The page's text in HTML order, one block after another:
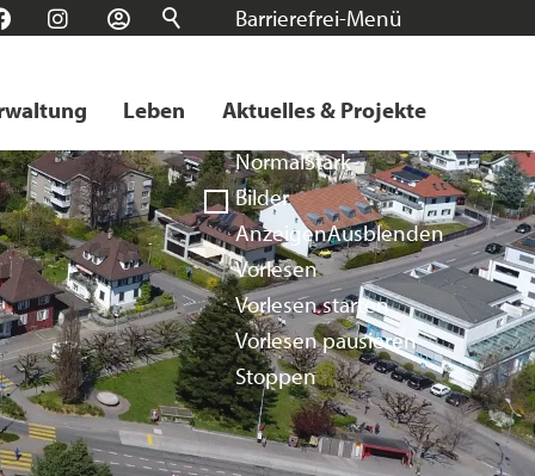
Barrierefrei-Menü
Kontrast
NormalStark
Bilder
AnzeigenAusblenden
Vorlesen
Vorlesen starten
Vorlesen pausieren
Stoppen
FacebookInstagram
Login
Leben Aktuelles & Projekte